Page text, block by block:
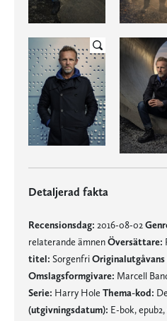
Detaljerad fakta
Recensionsdag: 2016-08-02
relaterande ämnenÖversättare:
titel: Sorgenfri
Omslagsformgivare: Marcell
Serie: Harry Hole Thema-kod:
(utgivningsdatum): E-bok,